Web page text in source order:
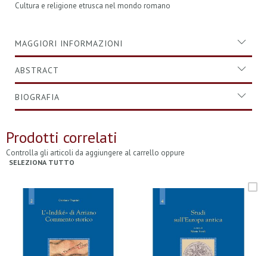
Cultura e religione etrusca nel mondo romano
MAGGIORI INFORMAZIONI
ABSTRACT
BIOGRAFIA
Prodotti correlati
Controlla gli articoli da aggiungere al carrello oppure
SELEZIONA TUTTO